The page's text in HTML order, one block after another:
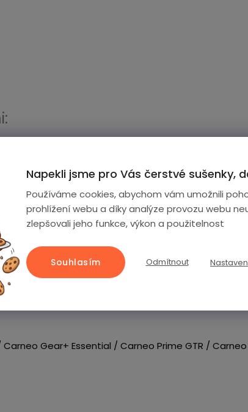
Napekli jsme pro Vás čerstvé sušenky,
Používáme cookies, abychom vám umožnili
prohlížení webu a díky analýze provozu webu
zlepšovali jeho funkce, výkon a použitelnost
Odmítnout
Souhlasím
Amazfit GTR 2 / Amazfit GTR 2e / Amazfit GTR 3
2S / Amazfit Stratos 3 / Amazfit Zepp Z Titanium
Silentwatch 4 Pro
Gear+ Essential / Carneo Prime GTR / Carneo